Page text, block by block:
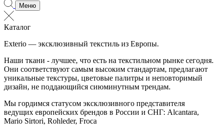
Меню
Каталог
Exterio — эксклюзивный текстиль из Европы.
Наши ткани - лучшее, что есть на текстильном рынке сегодня.
Они соответствуют самым высоким стандартам, предлагают
уникальные текстуры, цветовые палитры и неповторимый
дизайн, не поддающийся сиюминутным трендам.
Мы гордимся статусом эксклюзивного представителя
ведущих европейских брендов в России и СНГ: Alcantara,
Mario Sirtori, Rohleder, Froca